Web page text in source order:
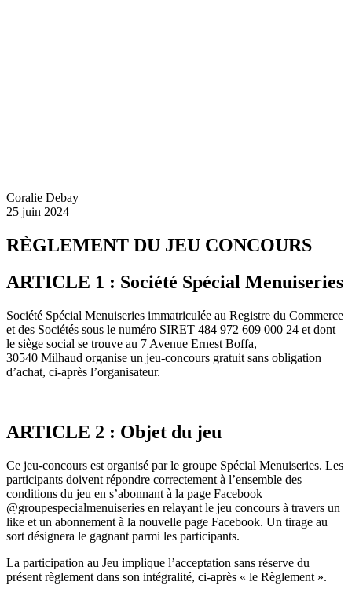
Coralie Debay
25 juin 2024
RÈGLEMENT DU JEU CONCOURS
ARTICLE 1 : Société Spécial Menuiseries
Société Spécial Menuiseries immatriculée au Registre du Commerce
et des Sociétés sous le numéro SIRET 484 972 609 000 24 et dont
le siège social se trouve au 7 Avenue Ernest Boffa,
30540 Milhaud organise un jeu-concours gratuit sans obligation
d’achat, ci-après l’organisateur.
ARTICLE 2 : Objet du jeu
Ce jeu-concours est organisé par le groupe Spécial Menuiseries. Les
participants doivent répondre correctement à l’ensemble des
conditions du jeu en s’abonnant à la page Facebook
@groupespecialmenuiseries en relayant le jeu concours à travers un
like et un abonnement à la nouvelle page Facebook. Un tirage au
sort désignera le gagnant parmi les participants.
La participation au Jeu implique l’acceptation sans réserve du
présent règlement dans son intégralité, ci-après « le Règlement ».